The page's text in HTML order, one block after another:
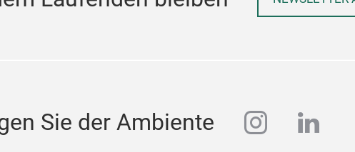
Sie der Ambiente